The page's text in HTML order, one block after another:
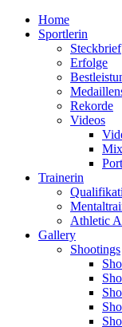
Home
Sportlerin
Steckbrief
Erfolge
Rekorde
Videos
Mix
Trainerin
Athletic
Gallery
Shootings